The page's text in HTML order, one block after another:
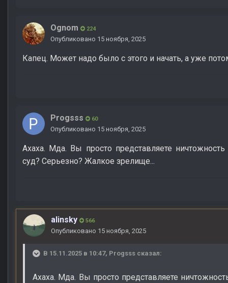
Ognom 224
Опубликовано 15 ноября, 2025
Капец. Может надо было с этого и начать, а уже
Progsss 60
Опубликовано 15 ноября, 2025
Ахаха. Мда. Вы просто представляете
суд? Серьезно? Жалкое зрелище...
alinsky 566
Опубликовано 15 ноября, 2025
В 15.11.2025 в 10:47, Progsss сказал:
Ахаха. Мда. Вы просто представляете